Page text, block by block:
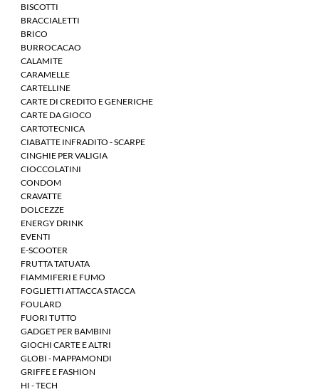
BISCOTTI
BRACCIALETTI
BRICO
BURROCACAO
CALAMITE
CARAMELLE
CARTELLINE
CARTE DI CREDITO E GENERICHE
CARTE DA GIOCO
CARTOTECNICA
CIABATTE INFRADITO - SCARPE
CINGHIE PER VALIGIA
CIOCCOLATINI
CONDOM
CRAVATTE
DOLCEZZE
ENERGY DRINK
EVENTI
E-SCOOTER
FRUTTA TATUATA
FIAMMIFERI E FUMO
FOGLIETTI ATTACCA STACCA
FOULARD
FUORI TUTTO
GADGET PER BAMBINI
GIOCHI CARTE E ALTRI
GLOBI - MAPPAMONDI
GRIFFE E FASHION
HI - TECH